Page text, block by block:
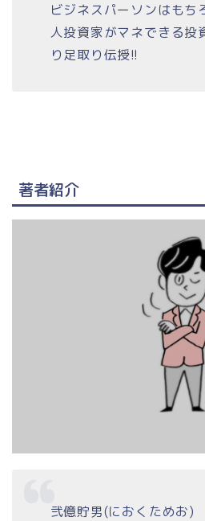
ビジネスパーソンはもち
人投資家がマネできる投
り足取り伝授!!
著者紹介
弐億貯男(におくためお)